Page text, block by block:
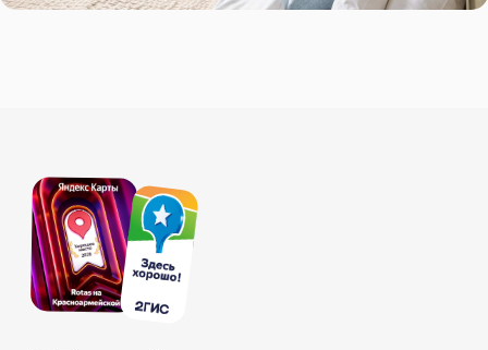
Забронировать